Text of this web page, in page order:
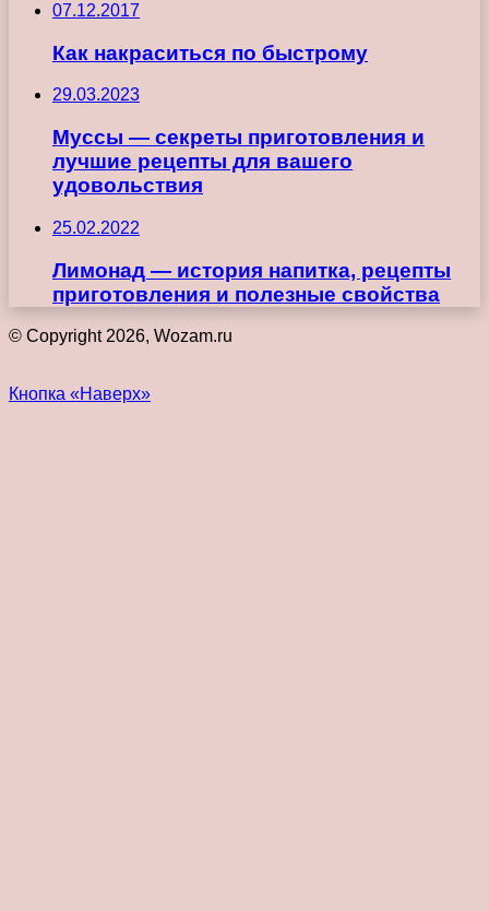
07.12.2017
Как накраситься по быстрому
29.03.2023
Муссы — секреты приготовления и
лучшие рецепты для вашего
удовольствия
25.02.2022
Лимонад — история напитка, рецепты
приготовления и полезные свойства
© Copyright 2026, Wozam.ru
Кнопка «Наверх»